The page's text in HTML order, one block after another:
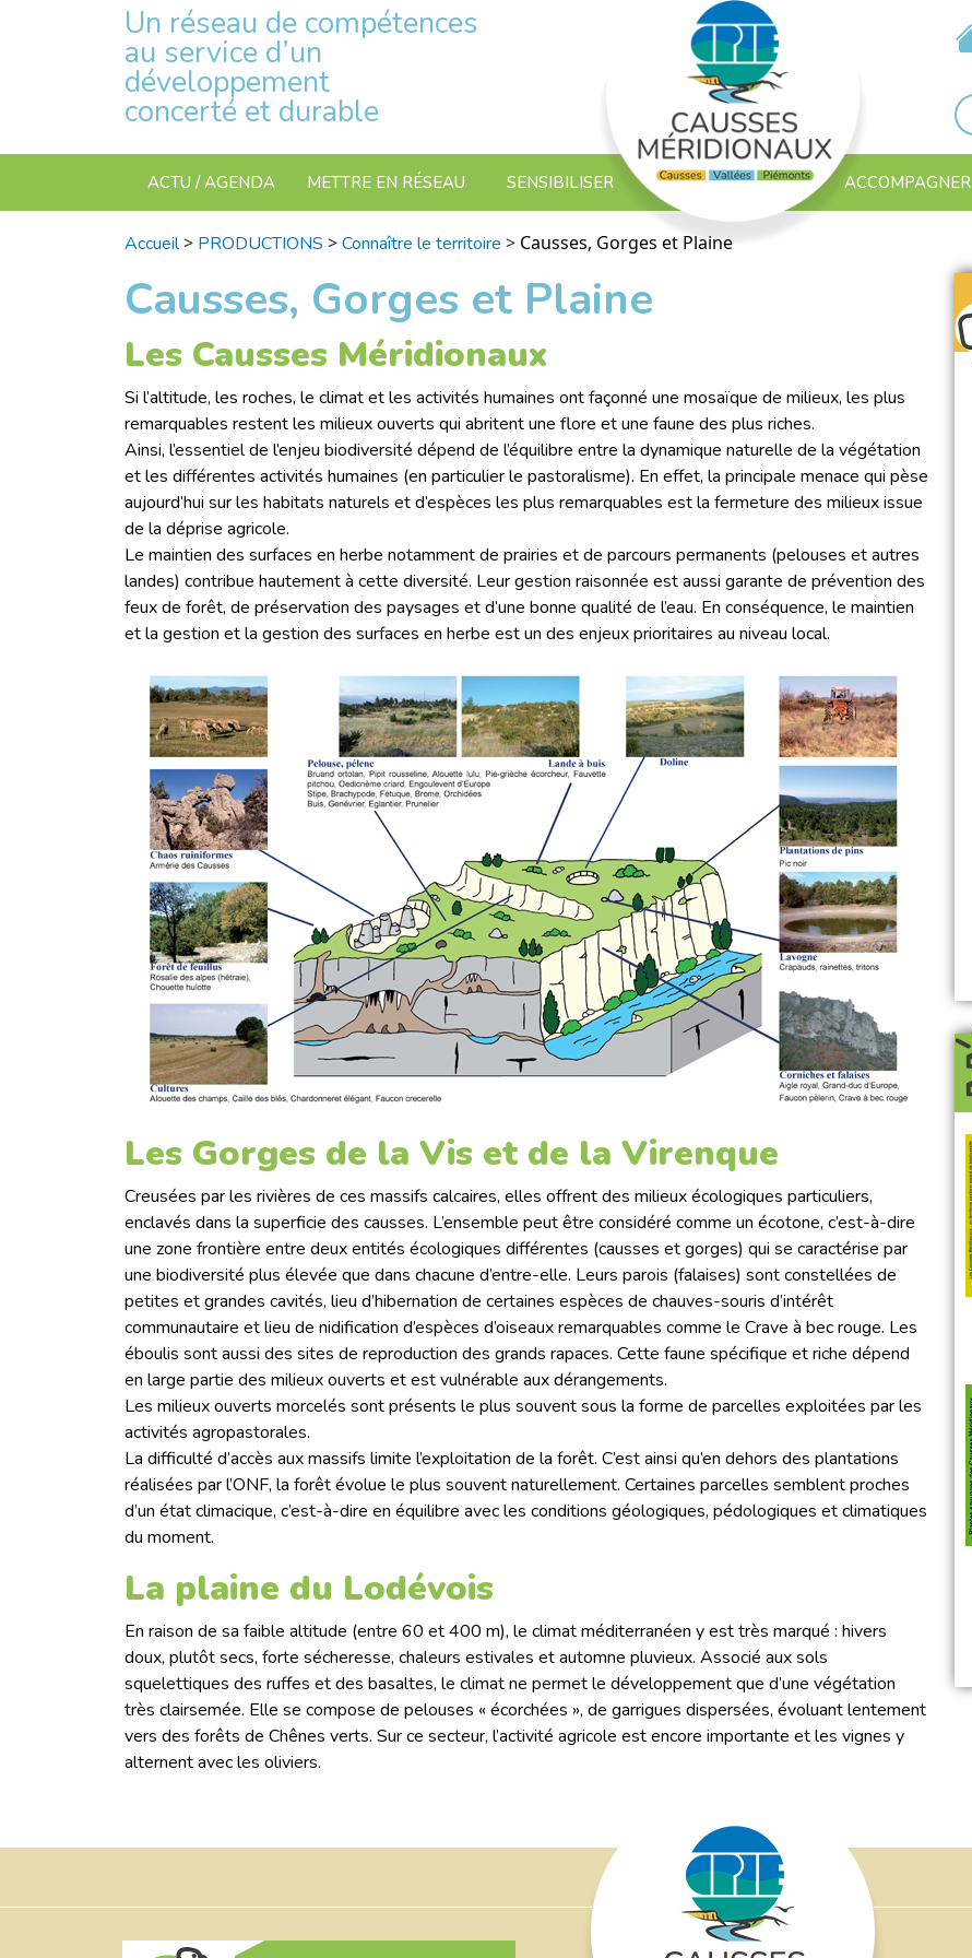
Un réseau de compétences
au service d’un
développement
concerté et durable
ACTU / AGENDA METTRE EN RÉSEAU SENSIBILISER ACCOMPAGNER
Accueil> PRODUCTIONS >Connaître le territoire > Causses, Gorges et Plaine
Causses, Gorges et Plaine
Les Causses Méridionaux
Si l’altitude, les roches, le climat et les activités humaines ont façonné une mosaïque de milieux, les plus
remarquables restent les milieux ouverts qui abritent une flore et une faune des plus riches.
Ainsi, l’essentiel de l’enjeu biodiversité dépend de l’équilibre entre la dynamique naturelle de la végétation
et les différentes activités humaines (en particulier le pastoralisme). En effet, la principale menace qui pèse
aujourd’hui sur les habitats naturels et d’espèces les plus remarquables est la fermeture des milieux issue
de la déprise agricole.
Le maintien des surfaces en herbe notamment de prairies et de parcours permanents (pelouses et autres
landes) contribue hautement à cette diversité. Leur gestion raisonnée est aussi garante de prévention des
feux de forêt, de préservation des paysages et d’une bonne qualité de l’eau. En conséquence, le maintien
et la gestion et la gestion des surfaces en herbe est un des enjeux prioritaires au niveau local.
Les Gorges de la Vis et de la Virenque
Creusées par les rivières de ces massifs calcaires, elles offrent des milieux écologiques particuliers,
enclavés dans la superficie des causses. L’ensemble peut être considéré comme un écotone, c’est-à-dire
une zone frontière entre deux entités écologiques différentes (causses et gorges) qui se caractérise par
une biodiversité plus élevée que dans chacune d’entre-elle. Leurs parois (falaises) sont constellées de
petites et grandes cavités, lieu d’hibernation de certaines espèces de chauves-souris d’intérêt
communautaire et lieu de nidification d’espèces d’oiseaux remarquables comme le Crave à bec rouge. Les
éboulis sont aussi des sites de reproduction des grands rapaces. Cette faune spécifique et riche dépend
en large partie des milieux ouverts et est vulnérable aux dérangements.
Les milieux ouverts morcelés sont présents le plus souvent sous la forme de parcelles exploitées par les
activités agropastorales.
La difficulté d’accès aux massifs limite l’exploitation de la forêt. C’est ainsi qu’en dehors des plantations
réalisées par l’ONF, la forêt évolue le plus souvent naturellement. Certaines parcelles semblent proches
d’un état climacique, c’est-à-dire en équilibre avec les conditions géologiques, pédologiques et climatiques
du moment.
La plaine du Lodévois
En raison de sa faible altitude (entre 60 et 400 m), le climat méditerranéen y est très marqué : hivers
doux, plutôt secs, forte sécheresse, chaleurs estivales et automne pluvieux. Associé aux sols
squelettiques des ruffes et des basaltes, le climat ne permet le développement que d’une végétation
très clairsemée. Elle se compose de pelouses « écorchées », de garrigues dispersées, évoluant lentement
vers des forêts de Chênes verts. Sur ce secteur, l’activité agricole est encore importante et les vignes y
alternent avec les oliviers.